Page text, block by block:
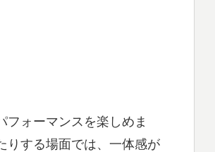
フォーマンスを楽しめま
りする場面では、一体感が